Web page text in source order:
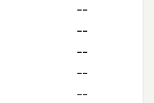
--
--
--
--
--